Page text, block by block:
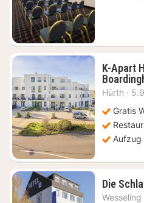
K-Apart
Hürth ·
Gratis
Aufzug
Die
Wesseling